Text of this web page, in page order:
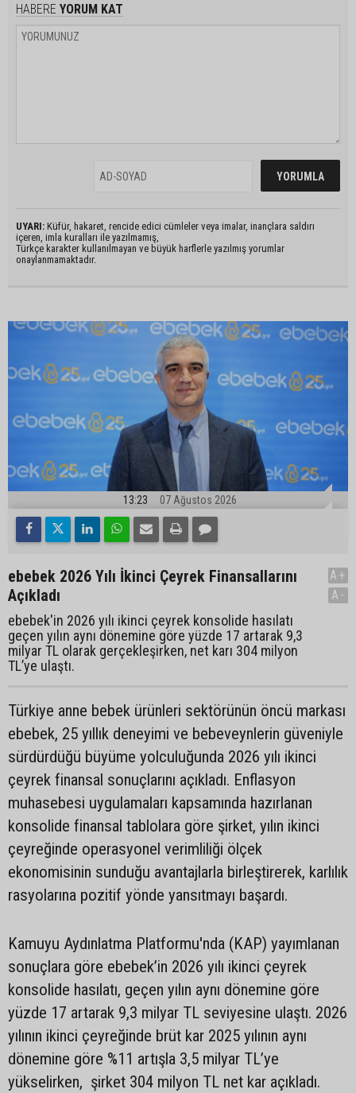
HABERE YORUM KAT
UYARI: Küfür, hakaret, rencide edici cümleler veya imalar, inançlara saldırı
içeren, imla kuralları ile yazılmamış,
Türkçe karakter kullanılmayan ve büyük harflerle yazılmış yorumlar
onaylanmamaktadır.
13:23 07 Ağustos 2026
ebebek 2026 Yılı İkinci Çeyrek Finansallarını
Açıkladı
ebebek'in 2026 yılı ikinci çeyrek konsolide hasılatı
geçen yılın aynı dönemine göre yüzde 17 artarak 9,3
milyar TL olarak gerçekleşirken, net karı 304 milyon
TL’ye ulaştı.
A+
A-
Türkiye anne bebek ürünleri sektörünün öncü markası
ebebek, 25 yıllık deneyimi ve bebeveynlerin güveniyle
sürdürdüğü büyüme yolculuğunda 2026 yılı ikinci
çeyrek finansal sonuçlarını açıkladı. Enflasyon
muhasebesi uygulamaları kapsamında hazırlanan
konsolide finansal tablolara göre şirket, yılın ikinci
çeyreğinde operasyonel verimliliği ölçek
ekonomisinin sunduğu avantajlarla birleştirerek, karlılık
rasyolarına pozitif yönde yansıtmayı başardı.
Kamuyu Aydınlatma Platformu'nda (KAP) yayımlanan
sonuçlara göre ebebek’in 2026 yılı ikinci çeyrek
konsolide hasılatı, geçen yılın aynı dönemine göre
yüzde 17 artarak 9,3 milyar TL seviyesine ulaştı. 2026
yılının ikinci çeyreğinde brüt kar 2025 yılının aynı
dönemine göre %11 artışla 3,5 milyar TL’ye
yükselirken, şirket 304 milyon TL net kar açıkladı.